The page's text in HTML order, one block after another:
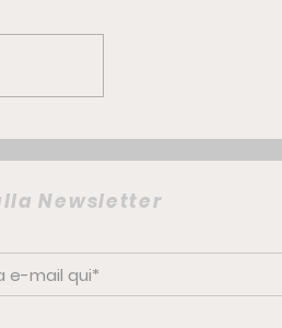
FIAT Multiplina: la citycar
elettrica che potrebbe
cambiare la mobilità
Newsletter